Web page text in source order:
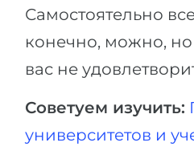
Самостоятельно
конечно, можно, но
вас не
Советуем изучить:
университетов и